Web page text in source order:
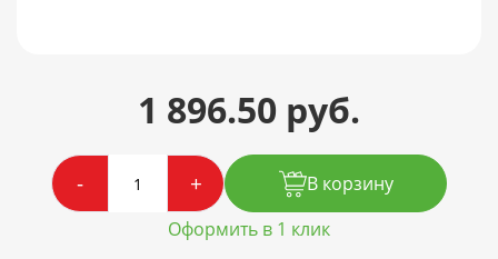
1 896.50 руб.
- +
В корзину
Оформить в 1 клик